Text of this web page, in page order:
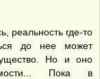
реальность где-то
до нее может
Но и оно
Пока в